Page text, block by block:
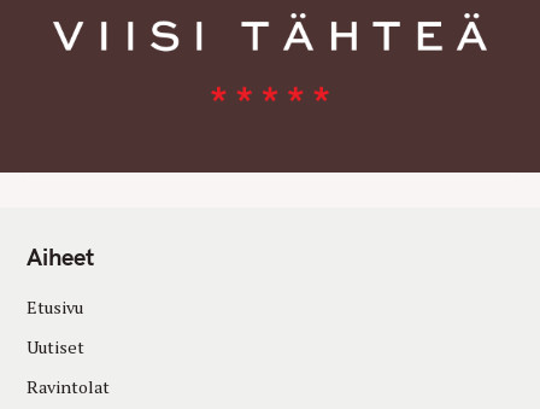
Aiheet
Etusivu
Uutiset
Ravintolat